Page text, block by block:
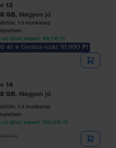
13
GB, Nagyon jó
1-3 munkanap
az újhoz képest: 88.710 Ft
ár a Genius-szal: 91.990 Ft
14
GB, Nagyon jó
1-3 munkanap
az újhoz képest: 100.010 Ft
Ft